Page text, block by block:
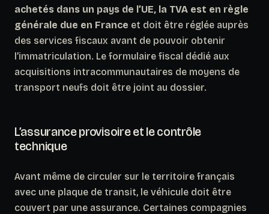
achetés dans un pays de l’UE, la TVA est en règle
générale due en France et doit être réglée auprès
des services fiscaux avant de pouvoir obtenir
l’immatriculation. Le formulaire fiscal dédié aux
acquisitions intracommunautaires de moyens de
transport neufs doit être joint au dossier.
L’assurance provisoire et le contrôle
technique
Avant même de circuler sur le territoire français
avec une plaque de transit, le véhicule doit être
couvert par une assurance. Certaines compagnies